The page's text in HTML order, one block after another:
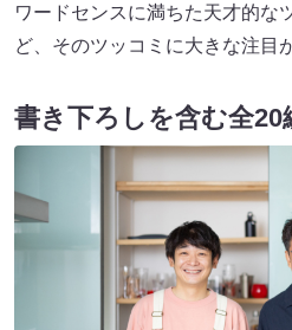
ワードセンスに満ちた天才的な
ど、そのツッコミに大きな注目
書き下ろしを含む全20